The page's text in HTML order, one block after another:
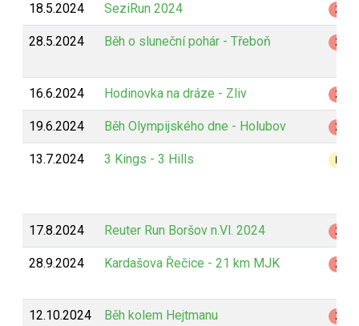
18.5.2024 SeziRun 2024 Z
28.5.2024 Běh o sluneční pohár - Třeboň Z
16.6.2024 Hodinovka na dráze - Zliv Z
19.6.2024 Běh Olympijského dne - Holubov Z
13.7.2024 3 Kings - 3 Hills
17.8.2024 Reuter Run Boršov n.Vl. 2024 Z
28.9.2024 Kardašova Řečice - 21 km MJK Z
12.10.2024 Běh kolem Hejtmanu Z